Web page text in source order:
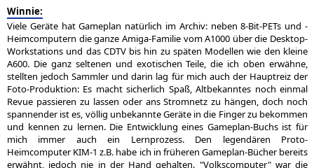
Winnie:
Viele Geräte hat Gameplan natürlich im Archiv: neben 8-Bit-PETs und -
Heimcomputern die ganze Amiga-Familie vom A1000 über die Desktop-
Workstations und das CDTV bis hin zu späten Modellen wie den kleine
A600. Die ganz seltenen und exotischen Teile, die ich oben erwähne,
stellten jedoch Sammler und darin lag für mich auch der Hauptreiz der
Foto-Produktion: Es macht sicherlich Spaß, Altbekanntes noch einmal
Revue passieren zu lassen oder ans Stromnetz zu hängen, doch noch
spannender ist es, völlig unbekannte Geräte in die Finger zu bekommen
und kennen zu lernen. Die Entwicklung eines Gameplan-Buchs ist für
mich immer auch ein Lernprozess. Den legendären Proto-
Heimcomputer KIM-1 z.B. habe ich in früheren Gameplan-Bücher bereits
erwähnt, jedoch nie in der Hand gehalten. "Volkscomputer" war die